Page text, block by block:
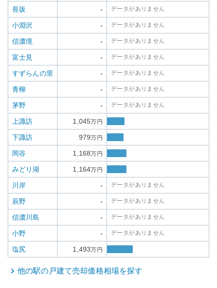
長坂 - データがありません
小淵沢 - データがありません
信濃境 - データがありません
富士見 - データがありません
すずらんの里 - データがありません
青柳 - データがありません
茅野 - データがありません
上諏訪 1,045万円
下諏訪 979万円
岡谷 1,168万円
みどり湖 1,164万円
川岸 - データがありません
辰野 - データがありません
信濃川島 - データがありません
小野 - データがありません
塩尻 1,493万円
他の駅の 戸建て売却価格相場を探す